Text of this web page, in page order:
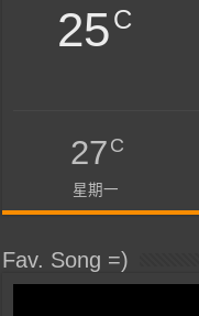
25C
27C
星期一
Fav. Song =)